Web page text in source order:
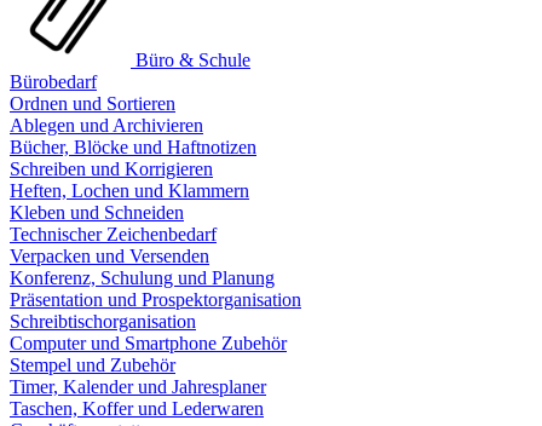
Büro & Schule
Bürobedarf
Ordnen und Sortieren
Ablegen und Archivieren
Bücher, Blöcke und Haftnotizen
Schreiben und Korrigieren
Heften, Lochen und Klammern
Kleben und Schneiden
Technischer Zeichenbedarf
Verpacken und Versenden
Konferenz, Schulung und Planung
Präsentation und Prospektorganisation
Schreibtischorganisation
Computer und Smartphone Zubehör
Stempel und Zubehör
Timer, Kalender und Jahresplaner
Taschen, Koffer und Lederwaren